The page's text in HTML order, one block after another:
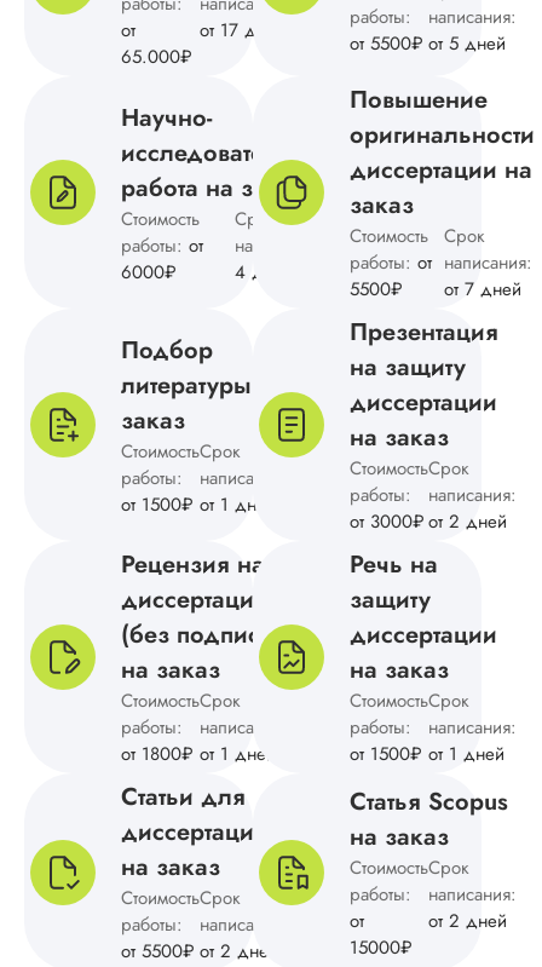
от
65.000₽
от 17 дней
работы:
от 5500₽
написания:
от 5 дней
Научно-
исследовательская
работа на заказ
Стоимость
работы: от
6000₽
Срок
написания:
4 дней
Повышение
оригинальности
диссертации на
заказ
Стоимость
работы: от
5500₽
Срок
написания:
от 7 дней
Подбор
литературы на
заказ
Стоимость
работы:
от 1500₽
Срок
написания:
от 1 дней
Презентация
на защиту
диссертации
на заказ
Стоимость
работы:
от 3000₽
Срок
написания:
от 2 дней
Рецензия на
диссертацию
(без подписи)
на заказ
Стоимость
работы:
от 1800₽
Срок
написания:
от 1 дней
Речь на
защиту
диссертации
на заказ
Стоимость
работы:
от 1500₽
Срок
написания:
от 1 дней
Статьи для
диссертации
на заказ
Стоимость
работы:
от 5500₽
Срок
написания:
от 2 дней
Статья Scopus
на заказ
Стоимость
работы:
от
15000₽
Срок
написания:
от 2 дней
Дата:2025-02-10
диссертацию
по выгодной
Понравилось тем,
автор сумел
структуру из ТЗ,
подобрать
источники и
исследования,
грамотно
исследований и
вынести
предложения о
Читать полный
Дамир
Вид работы:
Докторская
диссертация
Дата:2025-01-28
Условия
выгодные, цены
приемлемые,
хорошие.
отмечу договор,
оплата частями.
профессионалы –